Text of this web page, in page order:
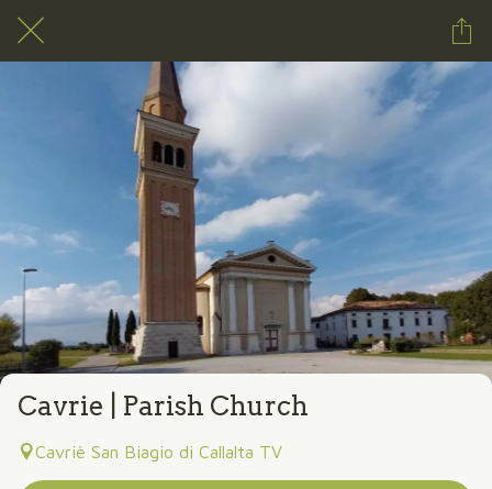
Cavrie | Parish Church
Cavriè San Biagio di Callalta TV